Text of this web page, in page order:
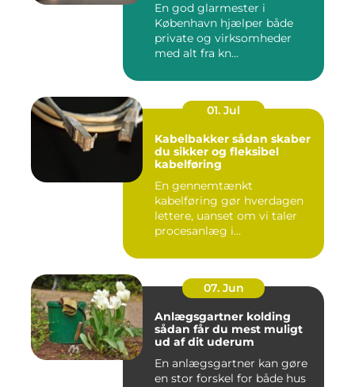
En god glarmester i
København hjælper både
private og virksomheder
med alt fra kn...
01. Jul
Kabelbakker sådan skaber
du sikker og fleksibel
kabelføring
En gennemtænkt
kabelføring gør hverdagen
lettere, uanset om vi taler
procesanlæg i
07. Jun
Anlægsgartner kolding
sådan får du mest muligt
ud af dit uderum
En anlægsgartner kan gøre
en stor forskel for både hus